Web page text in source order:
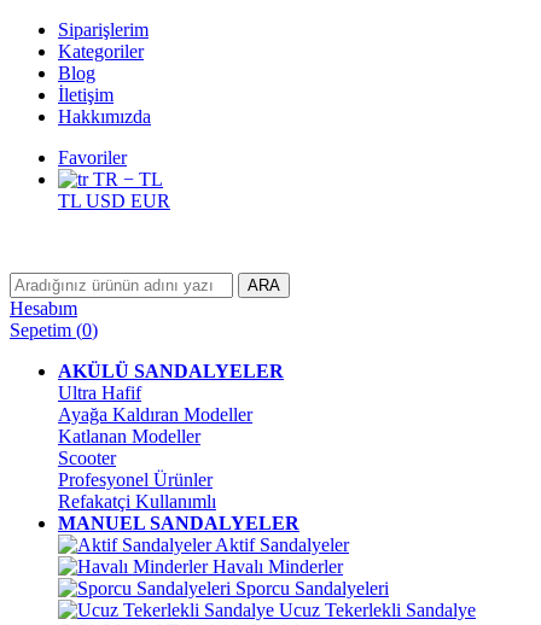
Siparişlerim
Kategoriler
Blog
İletişim
Hakkımızda
Favoriler
TR − TL
TL USD EUR
ARA
Hesabım
Sepetim (0)
AKÜLÜ SANDALYELER
Ultra Hafif
Ayağa Kaldıran Modeller
Katlanan Modeller
Scooter
Profesyonel Ürünler
Refakatçi Kullanımlı
MANUEL SANDALYELER
Aktif Sandalyeler
Havalı Minderler
Sporcu Sandalyeleri
Ucuz Tekerlekli Sandalye